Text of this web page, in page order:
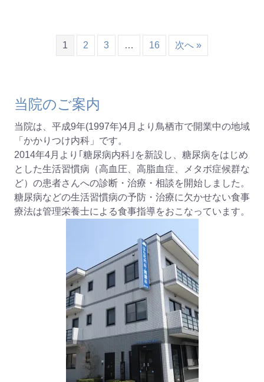
1 2 3 … 16 次へ »
当院のご案内
当院は、平成9年(1997年)4月より鳥栖市で開業中の地域
「かかりつけ内科」です。
2014年4月より｢糖尿病内科｣を新設し、糖尿病をはじめ
とした生活習慣病（高血圧、高脂血症、メタボ症候群な
ど）の患者さんへの診断・治療・相談を開始しました。
糖尿病などの生活習慣病の予防・治療に欠かせない食事
療法は管理栄養士による食事指導をおこなっています。